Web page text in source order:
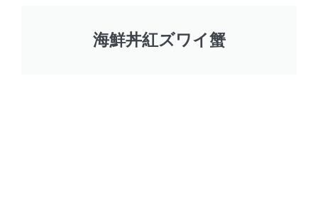
海鮮丼紅ズワイ蟹